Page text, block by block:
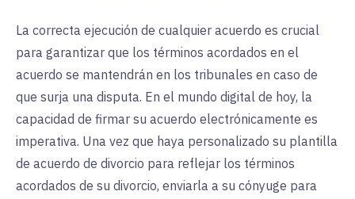
La correcta ejecución de cualquier acuerdo es crucial
para garantizar que los términos acordados en el
acuerdo se mantendrán en los tribunales en caso de
que surja una disputa. En el mundo digital de hoy, la
capacidad de firmar su acuerdo electrónicamente es
imperativa. Una vez que haya personalizado su plantilla
de acuerdo de divorcio para reflejar los términos
acordados de su divorcio, enviarla a su cónyuge para